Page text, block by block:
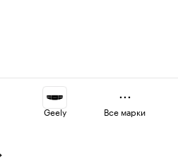
Geely Все марки